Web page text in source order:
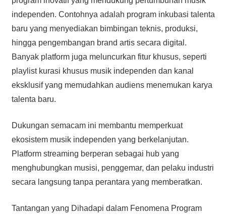
independen. Contohnya adalah program inkubasi talenta
baru yang menyediakan bimbingan teknis, produksi,
hingga pengembangan brand artis secara digital.
Banyak platform juga meluncurkan fitur khusus, seperti
playlist kurasi khusus musik independen dan kanal
eksklusif yang memudahkan audiens menemukan karya
talenta baru.
Dukungan semacam ini membantu memperkuat
ekosistem musik independen yang berkelanjutan.
Platform streaming berperan sebagai hub yang
menghubungkan musisi, penggemar, dan pelaku industri
secara langsung tanpa perantara yang memberatkan.
Tantangan yang Dihadapi dalam Fenomena Program